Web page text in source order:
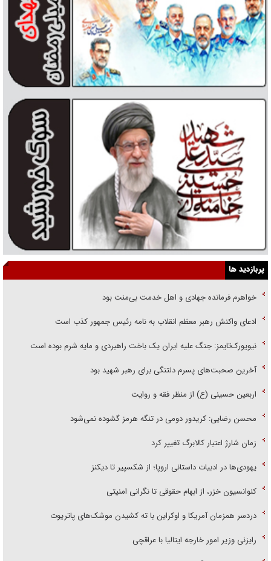
پربازدید ها
خواهرم فرمانده جهادی و اهل خدمت بی‌منت بود
ادعای واکنش رهبر معظم انقلاب به نامه رئیس جمهور کذب است
نیویورک‌تایمز: جنگ علیه ایران یک باخت راهبردی و مایه شرم بوده است
آخرین صحبت‌های پسرم دلتنگی برای رهبر شهید بود
اربعین حسینی (ع) از منظر فقه و روایت
محسن رضایی: کریدور دومی در تنگه هرمز گشوده نمی‌شود
زمان شارژ اعتبار کالابرگ تغییر کرد
یهودی‌ها در ادبیات داستانی اروپا؛ از شکسپیر تا دیکنز
کنوانسیون خزر، از ابهام حقوقی تا نگرانی امنیتی
دردسر همزمان آمریکا و اوکراین با ته کشیدن موشک‌های پاتریوت
رایزنی وزیر امور خارجه ایتالیا با عراقچی